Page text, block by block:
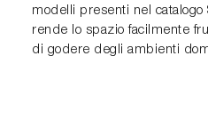
modelli presenti nel catalogo
rende lo spazio facilmente
di godere degli ambienti